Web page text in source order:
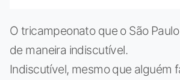
O tricampeonato que o São
de maneira indiscutível.
Indiscutível, mesmo que alguém